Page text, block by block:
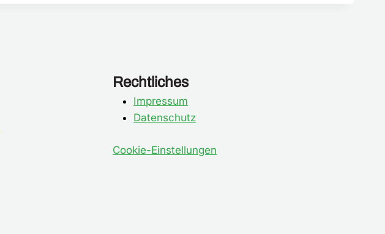
Rechtliches
Impressum
Datenschutz
Cookie-Einstellungen